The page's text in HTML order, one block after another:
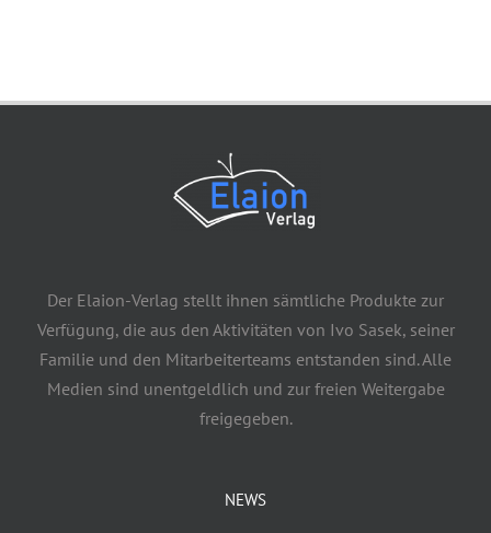
Der Elaion-Verlag stellt ihnen sämtliche Produkte zur
Verfügung, die aus den Aktivitäten von Ivo Sasek, seiner
Familie und den Mitarbeiterteams entstanden sind. Alle
Medien sind unentgeldlich und zur freien Weitergabe
freigegeben.
NEWS